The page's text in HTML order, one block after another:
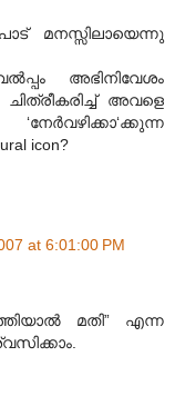
മനസ്സിലായെന്നു
അഭിനിവേശം
ചിത്രീകരിച്ച് അവളെ
icon?
at 6:01:00 PM
മതി” എന്ന